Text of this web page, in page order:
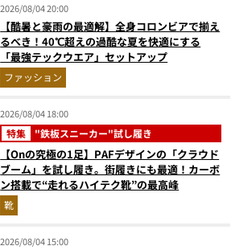
2026/08/04 20:00
【酷暑と豪雨の最適解】全身コロンビアで揃え
るべき！40℃超えの過酷な夏を快適にする
「最強テックウエア」セットアップ
ファッション
2026/08/04 18:00
特集 "鉄板スニーカー"試し履き
【Onの究極の1足】PAFデザインの「クラウド
ブーム」を試し履き。街履きにも最適！カーボ
ン搭載で“走れるハイテク靴”の最高峰
靴
2026/08/04 15:00